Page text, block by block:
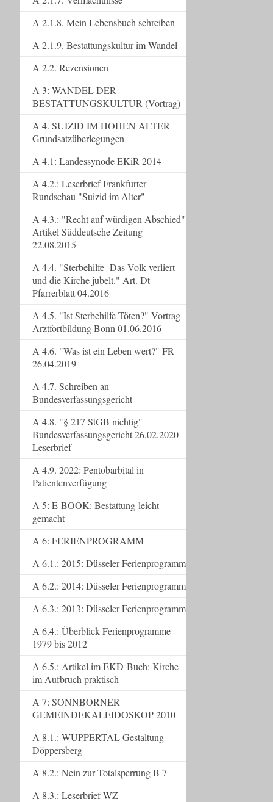
A 2.1.8. Mein Lebensbuch schreiben
A 2.1.9. Bestattungskultur im Wandel
A 2.2. Rezensionen
A 3: WANDEL DER
BESTATTUNGSKULTUR (Vortrag)
A 4. SUIZID IM HOHEN ALTER
Grundsatzüberlegungen
A 4.1: Landessynode EKiR 2014
A 4.2.: Leserbrief Frankfurter
Rundschau "Suizid im Alter"
A 4.3.: "Recht auf würdigen Abschied"
Artikel Süddeutsche Zeitung
22.08.2015
A 4.4. "Sterbehilfe- Das Volk verliert
und die Kirche jubelt." Art. Dt
Pfarrerblatt 04.2016
A 4.5. "Ist Sterbehilfe Töten?" Vortrag
Arztfortbildung Bonn 01.06.2016
A 4.6. "Was ist ein Leben wert?" FR
26.04.2019
A 4.7. Schreiben an
Bundesverfassungsgericht
A 4.8. "§ 217 StGB nichtig"
Bundesverfassungsgericht 26.02.2020
Leserbrief
A 4.9. 2022: Pentobarbital in
Patientenverfügung
A 5: E-BOOK: Bestattung-leicht-
gemacht
A 6: FERIENPROGRAMM
A 6.1.: 2015: Düsseler Ferienprogramm
A 6.2.: 2014: Düsseler Ferienprogramm
A 6.3.: 2013: Düsseler Ferienprogramm
A 6.4.: Überblick Ferienprogramme
1979 bis 2012
A 6.5.: Artikel im EKD-Buch: Kirche
im Aufbruch praktisch
A 7: SONNBORNER
GEMEINDEKALEIDOSKOP 2010
A 8.1.: WUPPERTAL Gestaltung
Döppersberg
A 8.2.: Nein zur Totalsperrung B 7
A 8.3.: Leserbrief WZ